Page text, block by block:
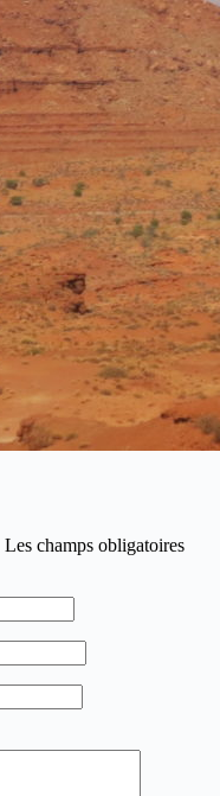
Les champs obligatoires